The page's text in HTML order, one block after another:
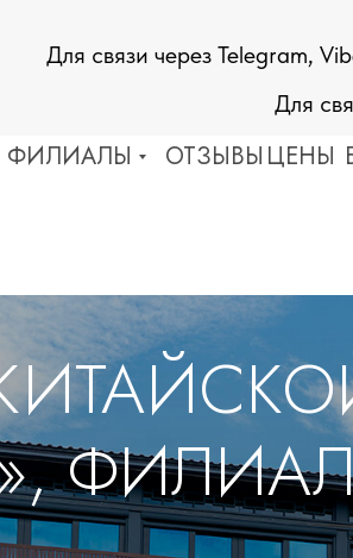
ФИЛИАЛЫ ОТЗЫВЫ ЦЕНЫ
Для
Для связи через Telegram,
Болезнь
Кожные
Тугоухость
Артрит
ПОЗВОНОЧНИКА
спондилез
дистония
ФИЛИАЛ